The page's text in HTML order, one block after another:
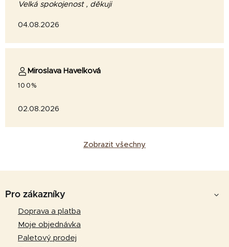
Velká spokojenost , děkuji
04.08.2026
Miroslava Havelková
100%
02.08.2026
Zobrazit všechny
Pro zákazníky
Doprava a platba
Moje objednávka
Paletový prodej